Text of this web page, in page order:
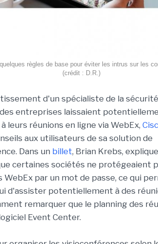
règles de base pour éviter les intrus sur les
(crédit : D.R.)
d'un spécialiste de la
entreprises laissaient
leurs réunions en ligne via WebEx,
aux utilisateurs de sa solution de
Dans un billet, Brian Krebs,
certaines sociétés ne protégeaient
WebEx par un mot de passe, ce qui
d'assister potentiellement à des
remarquer que le planning des
Event Center.